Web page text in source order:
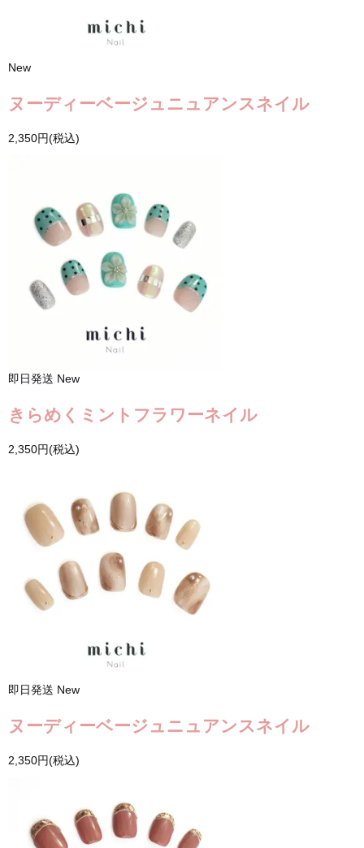
New
ヌーディーベージュニュアンスネイル
2,350円(税込)
即日発送 New
きらめくミントフラワーネイル
2,350円(税込)
即日発送 New
ヌーディーベージュニュアンスネイル
2,350円(税込)